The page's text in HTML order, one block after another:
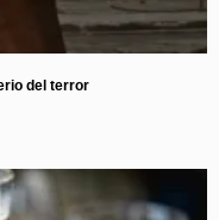
del terror